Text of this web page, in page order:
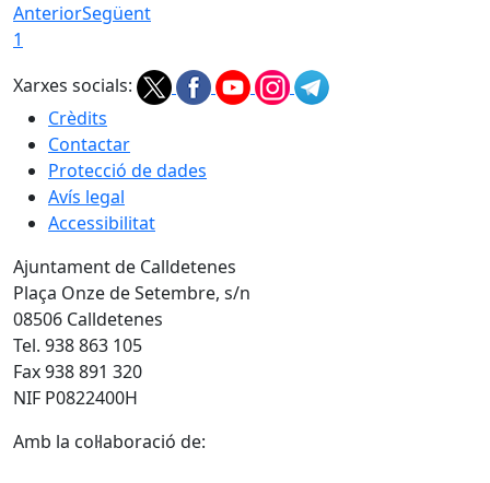
AnteriorSegüent
1
Xarxes socials:
Crèdits
Contactar
Protecció de dades
Avís legal
Accessibilitat
Ajuntament de Calldetenes
Plaça Onze de Setembre, s/n
08506 Calldetenes
Tel. 938 863 105
Fax 938 891 320
NIF P0822400H
Amb la col·laboració de: